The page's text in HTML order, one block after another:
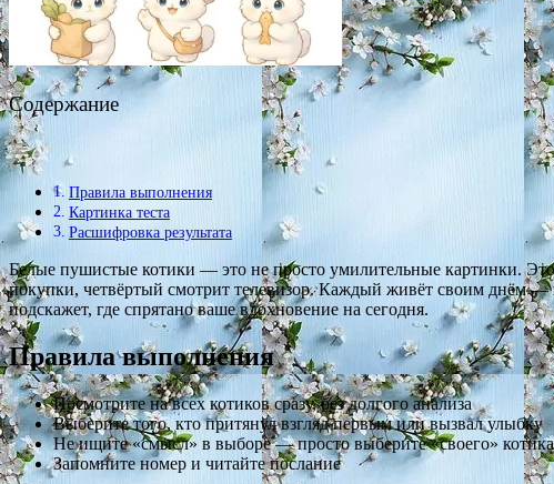
Содержание
Правила выполнения
Картинка теста
Расшифровка результата
Белые пушистые котики — это не просто умилительные картинки.
покупки, четвёртый смотрит телевизор. Каждый живёт своим днём —
подскажет, где спрятано ваше вдохновение на сегодня.
Правила выполнения
Посмотрите на всех котиков сразу, без долгого анализа
Выберите того, кто притянул взгляд первым или вызвал улыбку
Не ищите «смысл» в выборе — просто выберите «своего» котика
Запомните номер и читайте послание